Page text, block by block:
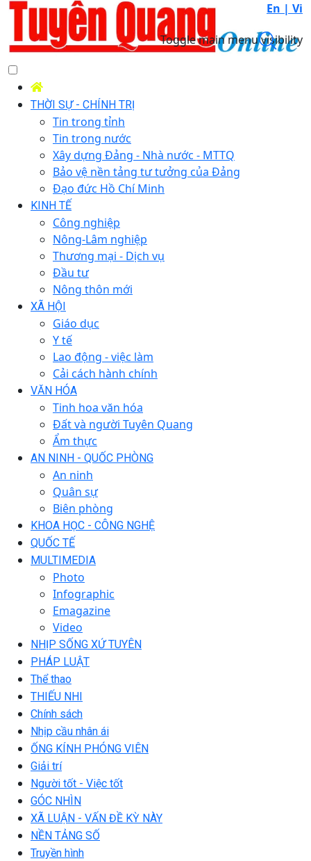
En | Vi
Toggle main menu visibility
THỜI SỰ - CHÍNH TRỊ
Tin trong tỉnh
Tin trong nước
Xây dựng Đảng - Nhà nước - MTTQ
Bảo vệ nền tảng tư tưởng của Đảng
Đạo đức Hồ Chí Minh
KINH TẾ
Công nghiệp
Nông-Lâm nghiệp
Thương mại - Dịch vụ
Đầu tư
Nông thôn mới
XÃ HỘI
Giáo dục
Y tế
Lao động - việc làm
Cải cách hành chính
VĂN HÓA
Tinh hoa văn hóa
Đất và người Tuyên Quang
Ẩm thực
AN NINH - QUỐC PHÒNG
An ninh
Quân sự
Biên phòng
KHOA HỌC - CÔNG NGHỆ
QUỐC TẾ
MULTIMEDIA
Photo
Infographic
Emagazine
Video
NHỊP SỐNG XỨ TUYÊN
PHÁP LUẬT
Thể thao
THIẾU NHI
Chính sách
Nhịp cầu nhân ái
ỐNG KÍNH PHÓNG VIÊN
Giải trí
Người tốt - Việc tốt
GÓC NHÌN
XÃ LUẬN - VẤN ĐỀ KỲ NÀY
NỀN TẢNG SỐ
Truyền hình